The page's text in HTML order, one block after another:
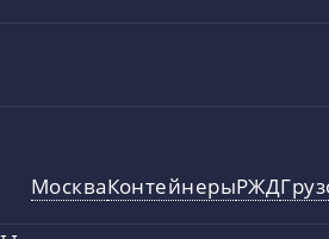
МоскваКонтейнерыРЖД